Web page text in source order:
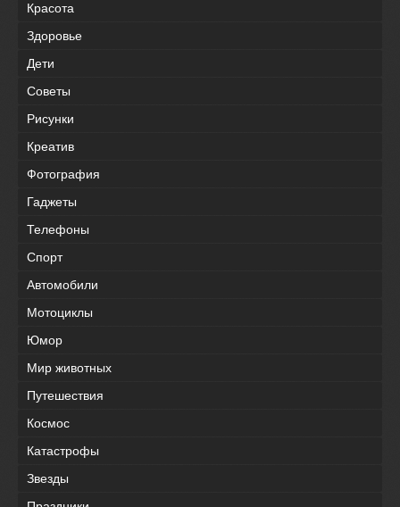
Красота
Здоровье
Дети
Советы
Рисунки
Креатив
Фотография
Гаджеты
Телефоны
Спорт
Автомобили
Мотоциклы
Юмор
Мир животных
Путешествия
Космос
Катастрофы
Звезды